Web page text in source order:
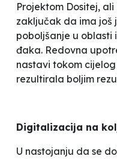
Projektom Dositej, ali
zaključak da ima još
poboljšanje u oblasti
đaka. Redovna
nastavi tokom
rezultirala boljim
Digitalizacija na
U nastojanju da se